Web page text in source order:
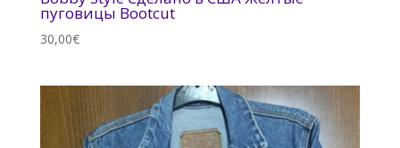
пуговицы Bootcut
30,00€